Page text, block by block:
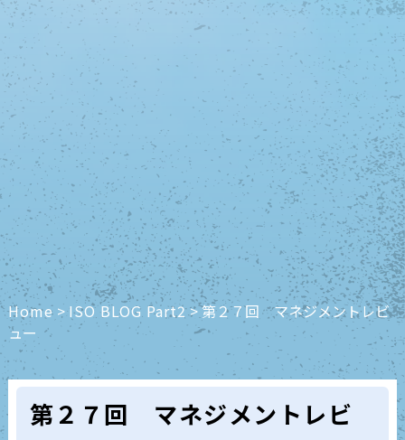
Home>ISO BLOG Part2>第２７回 マネジメントレビ
ュー
第２７回 マネジメントレビ